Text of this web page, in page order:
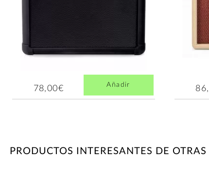
78,00€ Añadir
PRODUCTOS INTERESANTES DE